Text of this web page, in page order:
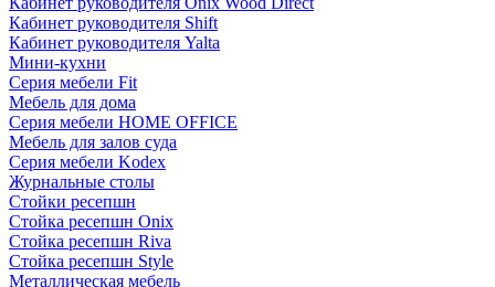
Кабинет руководителя Shift
Кабинет руководителя Yalta
Мини-кухни
Серия мебели Fit
Мебель для дома
Серия мебели HOME OFFICE
Мебель для залов суда
Серия мебели Kodex
Журнальные столы
Стойки ресепшн
Стойка ресепшн Onix
Стойка ресепшн Riva
Стойка ресепшн Style
Металлическая мебель